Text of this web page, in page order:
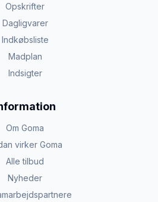
Opskrifter
Dagligvarer
Indkøbsliste
Madplan
Indsigter
Om Goma
virker Goma
Alle tilbud
Nyheder